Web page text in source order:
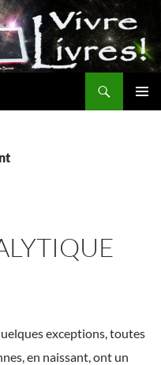
exceptions, toutes
en naissant, ont un